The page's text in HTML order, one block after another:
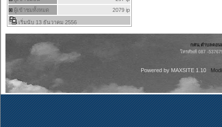
กศน.ตำบลดอน
โทรศัพท์ 087 -
Powered by MAXSITE 1.10